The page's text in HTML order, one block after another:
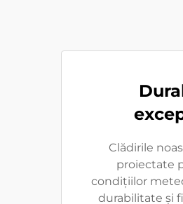
Clădirile
proiectate
condițiilor
durabilitate și